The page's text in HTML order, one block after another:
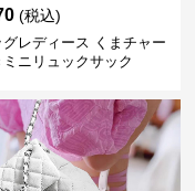
(税込)
レディース くまチャー
ニリュックサック